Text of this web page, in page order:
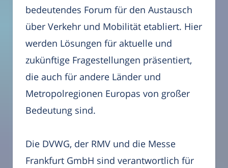
bedeutendes Forum für den Austausch
über Verkehr und Mobilität etabliert. Hier
werden Lösungen für aktuelle und
zukünftige Fragestellungen präsentiert,
die auch für andere Länder und
Metropolregionen Europas von großer
Bedeutung sind.
Die DVWG, der RMV und die Messe
Frankfurt GmbH sind verantwortlich für